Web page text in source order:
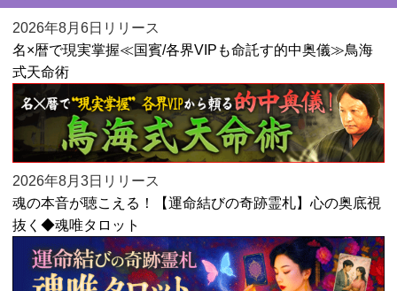
2026年8月6日リリース
名×暦で現実掌握≪国賓/各界VIPも命託す的中奥儀≫鳥海
式天命術
2026年8月3日リリース
魂の本音が聴こえる！【運命結びの奇跡霊札】心の奥底視
抜く◆魂唯タロット